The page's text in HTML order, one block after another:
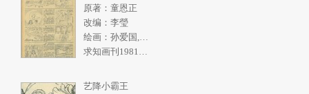
原著：童恩正
改编：李瑩
绘画：孙爱国,张一民
求知画刊1981年2期
艺降小霸王